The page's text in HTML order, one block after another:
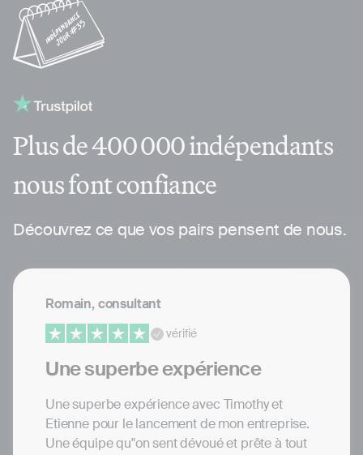
Plus de 400 000 indépendants
nous font confiance
Découvrez ce que vos pairs pensent de nous.
Romain, consultant
vérifié
Une superbe expérience
Une superbe expérience avec Timothy et
Etienne pour le lancement de mon entreprise.
Une équipe qu"on sent dévoué et prête à tout